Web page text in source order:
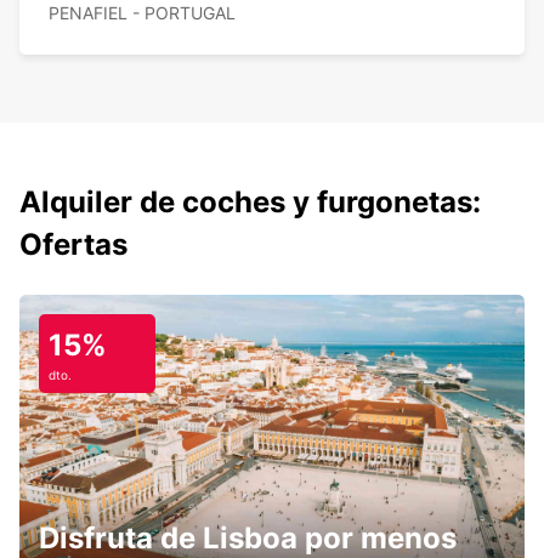
PENAFIEL - PORTUGAL
Alquiler de coches y furgonetas:
Ofertas
15%
dto.
Disfruta de Lisboa por menos